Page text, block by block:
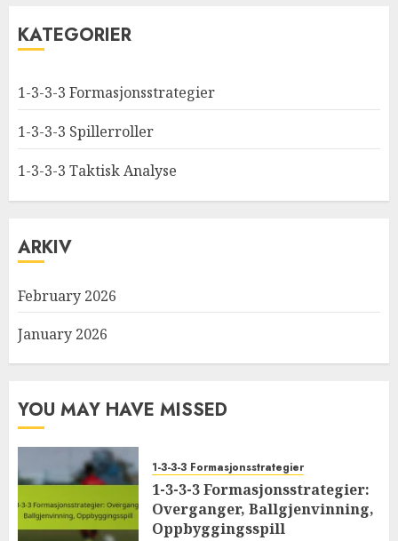
KATEGORIER
1-3-3-3 Formasjonsstrategier
1-3-3-3 Spillerroller
1-3-3-3 Taktisk Analyse
ARKIV
February 2026
January 2026
YOU MAY HAVE MISSED
1-3-3-3 Formasjonsstrategier
1-3-3-3 Formasjonsstrategier:
Overganger, Ballgjenvinning,
Oppbyggingsspill